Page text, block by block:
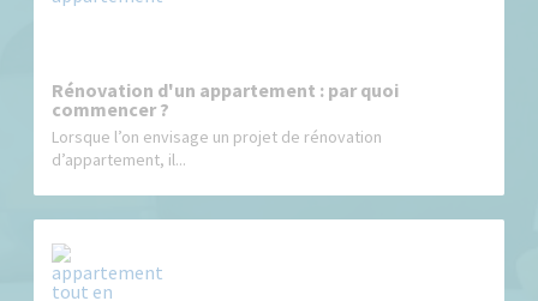
Rénovation d'un appartement : par quoi
commencer ?
Lorsque l’on envisage un projet de rénovation
d’appartement, il...